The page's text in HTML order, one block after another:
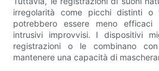
irregolarità come picchi distinti o
potrebbero essere meno efficaci
intrusivi improvvisi. I dispositivi
registrazioni o le combinano
mantenere una capacità di